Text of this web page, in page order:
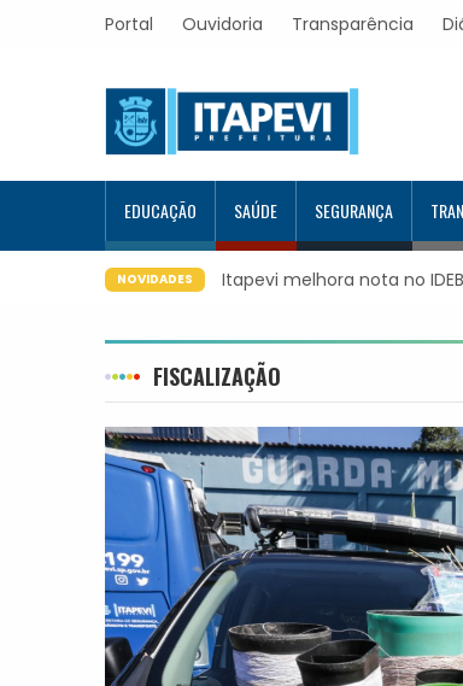
Portal Ouvidoria Transparência
EDUCAÇÃO SAÚDE SEGURANÇA
NOVIDADES Itapevi melhora nota no
FISCALIZAÇÃO